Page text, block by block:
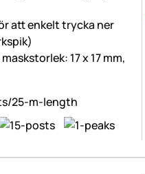
att enkelt trycka ner
17 x 17 mm,